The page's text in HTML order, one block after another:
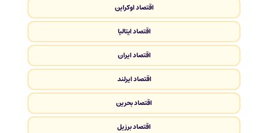
اقتصاد اوکراین
اقتصاد ایتالیا
اقتصاد ایران
اقتصاد ایرلند
اقتصاد بحرین
اقتصاد برزیل